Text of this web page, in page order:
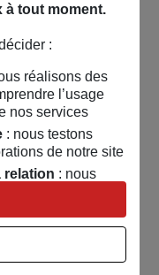
!
tout moment.
:
réalisons des
l’usage
nos services
: nous testons
de notre site
relation : nous
adapter nos
offres
utilisons avec
pour afficher des